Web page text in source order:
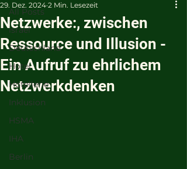
All Posts
israel
Deutschland
Hotel
Hotellerie
Inklusion
HSMA
IHA
Berlin
Netzwerke:, zwischen
Ressource und Illusion -
Ein Aufruf zu ehrlichem
Netzwerkdenken
29. Dez. 2024 2 Min. Lesezeit